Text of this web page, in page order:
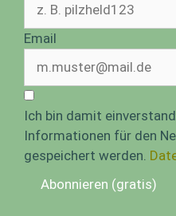
Email
Ich bin damit
Informationen für den
gespeichert werden.
Abonnieren (gratis)